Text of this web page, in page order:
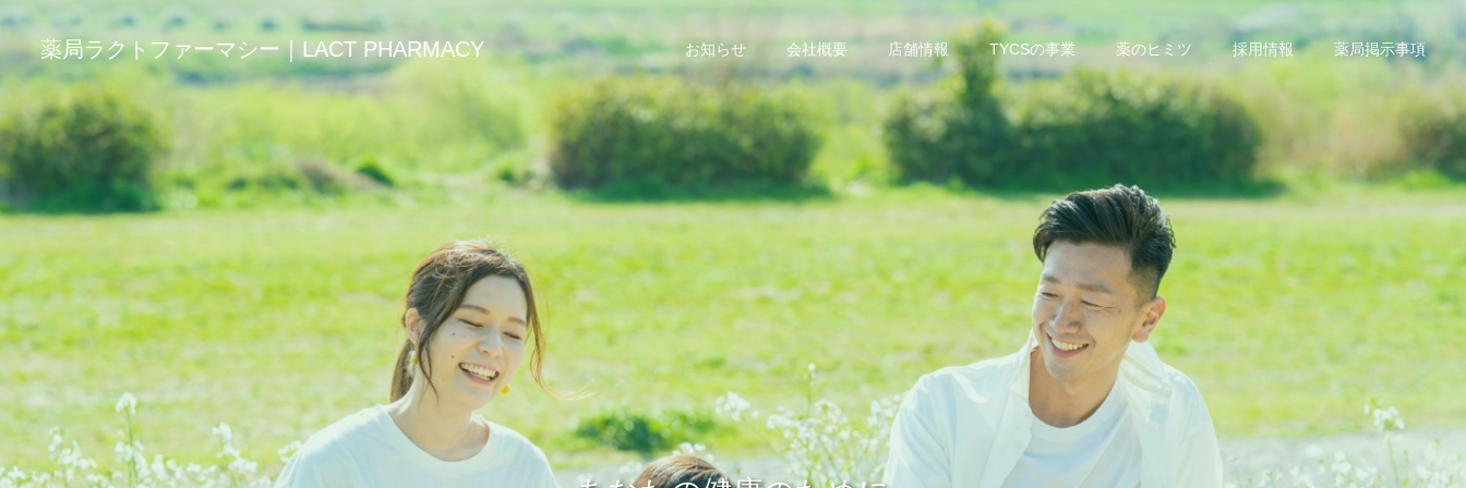
薬局ラクトファーマシー｜LACT PHARMACY お知らせ 会社概要 店舗情報 TYCSの事業 薬のヒミツ 採用情報 薬局掲示事項